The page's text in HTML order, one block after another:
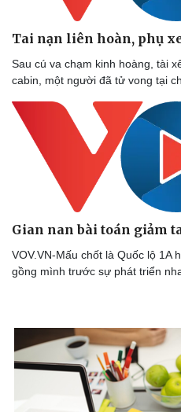
Tai nạn liên hoàn, phụ
Sau cú va chạm kinh hoàng, tài
cabin, một người đã tử vong tại
Gian nan bài toán giảm
VOV.VN-Mấu chốt là Quốc lộ 1A
gồng mình trước sự phát triển